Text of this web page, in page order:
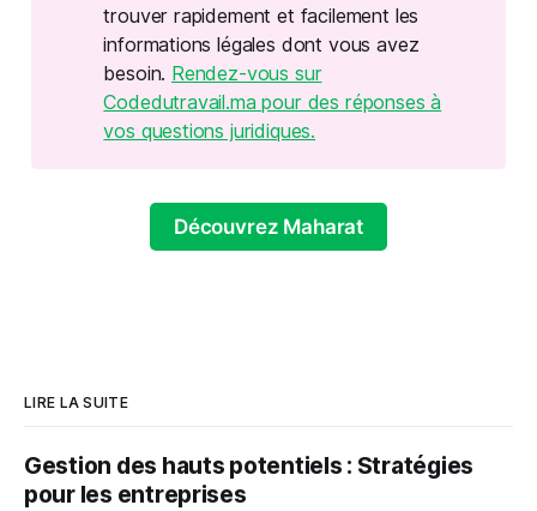
trouver rapidement et facilement les
informations légales dont vous avez
besoin. Rendez-vous sur
Codedutravail.ma pour des réponses à
vos questions juridiques.
Découvrez Maharat
LIRE LA SUITE
Gestion des hauts potentiels : Stratégies
pour les entreprises